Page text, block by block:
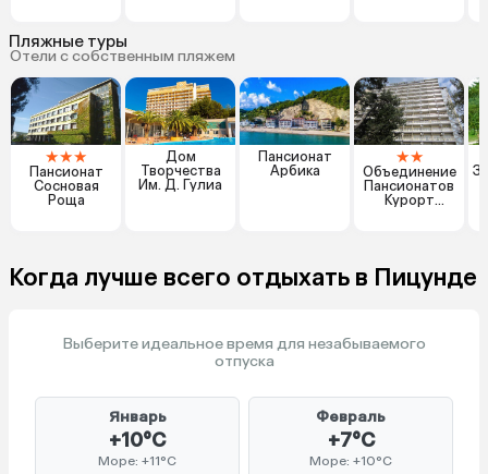
Пляжные туры
Отели с собственным пляжем
★★★
Пансионат
Сосновая
Роща
Дом
Творчества
Им. Д. Гулиа
Пансионат
Арбика
★★
Объединение
Пансионатов
Курорт
Когда лучше всего отдыхать в Пицунде
Выберите идеальное время для незабываемого
отпуска
Январь
+10°C
Море: +11°C
Февраль
+7°C
Море: +10°C